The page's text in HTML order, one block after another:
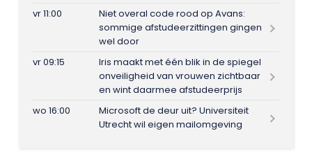
vr 11:00
Niet overal code rood op Avans:
sommige afstudeerzittingen gingen
wel door
vr 09:15
Iris maakt met één blik in de spiegel
onveiligheid van vrouwen zichtbaar
en wint daarmee afstudeerprijs
wo 16:00
Microsoft de deur uit? Universiteit
Utrecht wil eigen mailomgeving